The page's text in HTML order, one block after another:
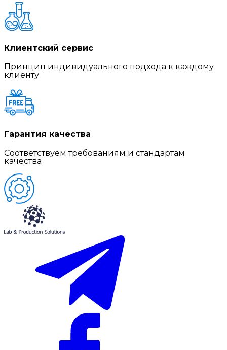
Клиентский сервис
Принцип индивидуального подхода к каждому
клиенту
Гарантия качества
Соответствуем требованиям и стандартам
качества